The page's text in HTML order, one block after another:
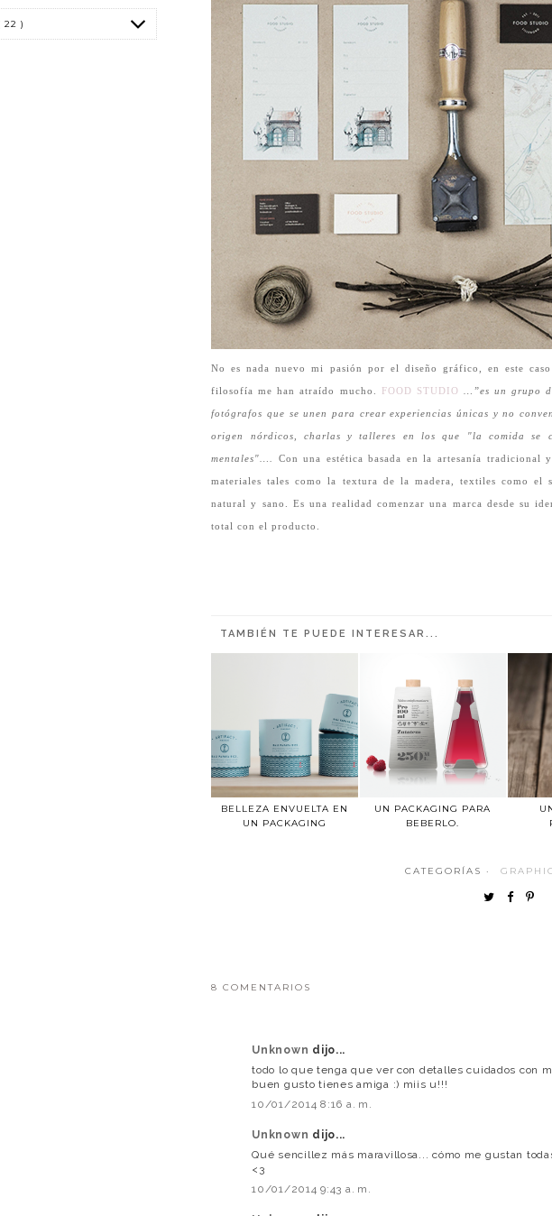
No es nada nuevo mi pasión por el diseño gráfico, en este
filosofía me han atraído mucho. FOOD STUDIO …”es un grupo
fotógrafos que se unen para crear experiencias únicas y no
origen nórdicos, charlas y talleres en los que "la comida se
mentales"…. Con una estética basada en la artesanía
materiales tales como la textura de la madera, textiles como el
natural y sano. Es una realidad comenzar una marca desde su
total con el producto.
TAMBIÉN TE PUEDE INTERESAR...
BELLEZA ENVUELTA EN
UN PACKAGING
UN PACKAGING PARA
BEBERLO.
CATEGORÍAS ·
8 COMENTARIOS
Unknown dijo...
todo lo que tenga que ver con detalles cuidados con
buen gusto tienes amiga :) miis u!!!
10/01/2014 8:16 a. m.
Unknown dijo...
Qué sencillez más maravillosa... cómo me gustan
<3
10/01/2014 9:43 a. m.